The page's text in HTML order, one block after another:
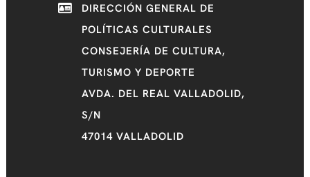
DIRECCIÓN GENERAL DE
POLÍTICAS CULTURALES
CONSEJERÍA DE CULTURA,
TURISMO Y DEPORTE
AVDA. DEL REAL VALLADOLID,
S/N
47014 VALLADOLID